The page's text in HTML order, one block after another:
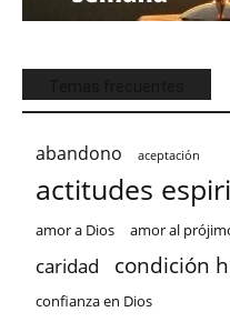
abandono aceptación
actitudes
amor a Dios amor al
caridad condición
confianza en Dios